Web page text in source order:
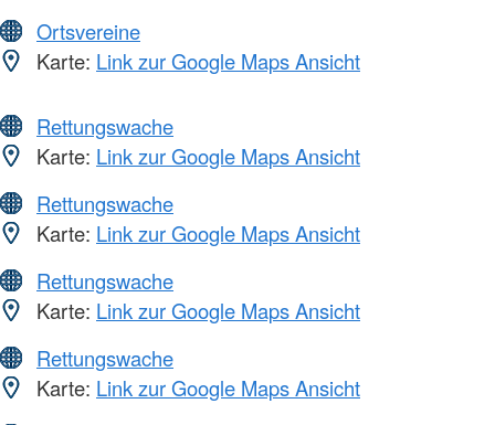
Ortsvereine
Karte: Link zur Google Maps Ansicht
Rettungswache
Karte: Link zur Google Maps Ansicht
Rettungswache
Karte: Link zur Google Maps Ansicht
Rettungswache
Karte: Link zur Google Maps Ansicht
Rettungswache
Karte: Link zur Google Maps Ansicht